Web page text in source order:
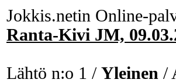
Jokkis.netin Online-
Ranta-Kivi JM,
Lähtö n:o 1 / Yleinen /